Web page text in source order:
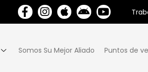
Somos Su Mejor Aliado Puntos de